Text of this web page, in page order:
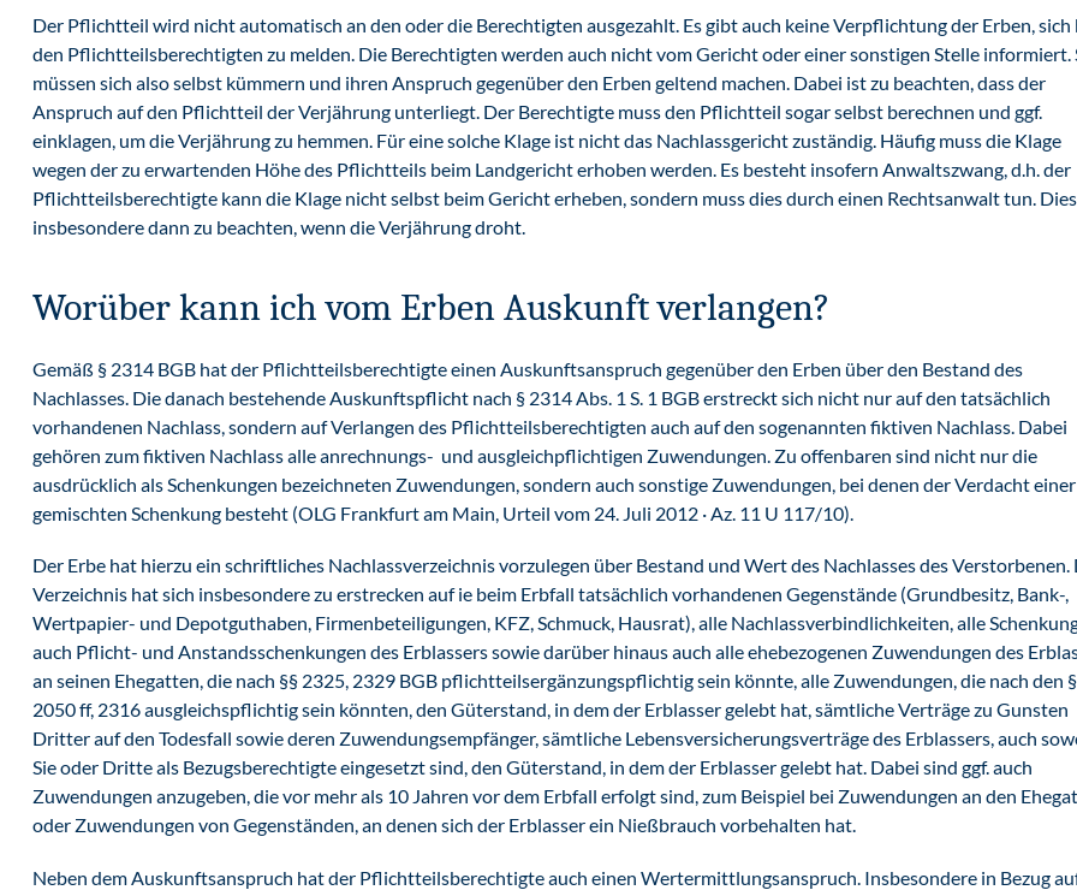
Der Pflichtteil wird nicht automatisch an den oder die Berechtigten ausgezahlt. Es gibt auch keine Verpflichtung der Erben, sich
den Pflichtteilsberechtigten zu melden. Die Berechtigten werden auch nicht vom Gericht oder einer sonstigen Stelle informiert.
müssen sich also selbst kümmern und ihren Anspruch gegenüber den Erben geltend machen. Dabei ist zu beachten, dass der
Anspruch auf den Pflichtteil der Verjährung unterliegt. Der Berechtigte muss den Pflichtteil sogar selbst berechnen und ggf.
einklagen, um die Verjährung zu hemmen. Für eine solche Klage ist nicht das Nachlassgericht zuständig. Häufig muss die Klage
wegen der zu erwartenden Höhe des Pflichtteils beim Landgericht erhoben werden. Es besteht insofern Anwaltszwang, d.h. der
Pflichtteilsberechtigte kann die Klage nicht selbst beim Gericht erheben, sondern muss dies durch einen Rechtsanwalt tun.
insbesondere dann zu beachten, wenn die Verjährung droht.
Worüber kann ich vom Erben Auskunft verlangen?
Gemäß § 2314 BGB hat der Pflichtteilsberechtigte einen Auskunftsanspruch gegenüber den Erben über den Bestand des
Nachlasses. Die danach bestehende Auskunftspflicht nach § 2314 Abs. 1 S. 1 BGB erstreckt sich nicht nur auf den tatsächlich
vorhandenen Nachlass, sondern auf Verlangen des Pflichtteilsberechtigten auch auf den sogenannten fiktiven Nachlass. Dabei
gehören zum fiktiven Nachlass alle anrechnungs- und ausgleichpflichtigen Zuwendungen. Zu offenbaren sind nicht nur die
ausdrücklich als Schenkungen bezeichneten Zuwendungen, sondern auch sonstige Zuwendungen, bei denen der Verdacht einer
gemischten Schenkung besteht (OLG Frankfurt am Main, Urteil vom 24. Juli 2012 · Az. 11 U 117/10).
Der Erbe hat hierzu ein schriftliches Nachlassverzeichnis vorzulegen über Bestand und Wert des Nachlasses des Verstorbenen.
Verzeichnis hat sich insbesondere zu erstrecken auf ie beim Erbfall tatsächlich vorhandenen Gegenstände (Grundbesitz, Bank-,
Wertpapier- und Depotguthaben, Firmenbeteiligungen, KFZ, Schmuck, Hausrat), alle Nachlassverbindlichkeiten, alle
auch Pflicht- und Anstandsschenkungen des Erblassers sowie darüber hinaus auch alle ehebezogenen Zuwendungen des
an seinen Ehegatten, die nach §§ 2325, 2329 BGB pflichtteilsergänzungspflichtig sein könnte, alle Zuwendungen, die nach den
2050 ff, 2316 ausgleichspflichtig sein könnten, den Güterstand, in dem der Erblasser gelebt hat, sämtliche Verträge zu Gunsten
Dritter auf den Todesfall sowie deren Zuwendungsempfänger, sämtliche Lebensversicherungsverträge des Erblassers, auch
Sie oder Dritte als Bezugsberechtigte eingesetzt sind, den Güterstand, in dem der Erblasser gelebt hat. Dabei sind ggf. auch
Zuwendungen anzugeben, die vor mehr als 10 Jahren vor dem Erbfall erfolgt sind, zum Beispiel bei Zuwendungen an den
oder Zuwendungen von Gegenständen, an denen sich der Erblasser ein Nießbrauch vorbehalten hat.
Neben dem Auskunftsanspruch hat der Pflichtteilsberechtigte auch einen Wertermittlungsanspruch. Insbesondere in Bezug